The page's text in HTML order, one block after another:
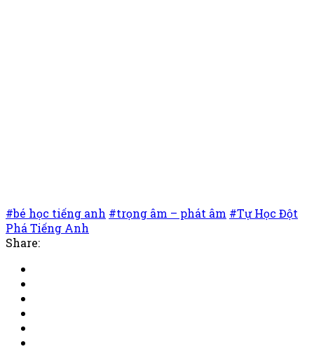
#bé học tiếng anh #trọng âm – phát âm #Tự Học Đột
Phá Tiếng Anh
Share: